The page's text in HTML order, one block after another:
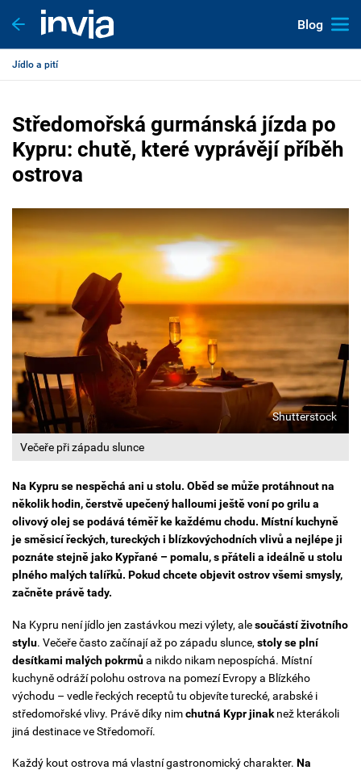
Blog
Jídlo a pití
Středomořská gurmánská jízda po
Kypru: chutě, které vyprávějí příběh
ostrova
Večeře při západu slunce
Shutterstock
Na Kypru se nespěchá ani u stolu. Oběd se může protáhnout na
několik hodin, čerstvě upečený halloumi ještě voní po grilu a
olivový olej se podává téměř ke každému chodu. Místní kuchyně
je směsicí řeckých, tureckých i blízkovýchodních vlivů a nejlépe ji
poznáte stejně jako Kypřané – pomalu, s přáteli a ideálně u stolu
plného malých talířků. Pokud chcete objevit ostrov všemi smysly,
začněte právě tady.
Na Kypru není jídlo jen zastávkou mezi výlety, alesoučástí životního
stylu. Večeře často začínají až po západu slunce, stoly se plní
desítkami malých pokrmůa nikdo nikam nepospíchá. Místní
kuchyně odráží polohu ostrova na pomezí Evropy a Blízkého
východu – vedle řeckých receptů tu objevíte turecké, arabské i
středomořské vlivy. Právě díky nimchutná Kypr jinak než kterákoli
jiná destinace ve Středomoří.
Každý kout ostrova má vlastní gastronomický charakter. Na